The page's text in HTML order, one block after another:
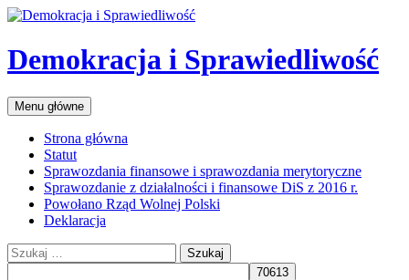
Przejdź
treści
Demokracja i Sprawiedliwość
Szukaj
Menu główne
Strona główna
Statut
Sprawozdania finansowe i sprawozdania merytoryczne
Sprawozdanie z działalności i finansowe DiS z 2016 r.
Powołano Rząd Wolnej Polski
Deklaracja
Szukaj: